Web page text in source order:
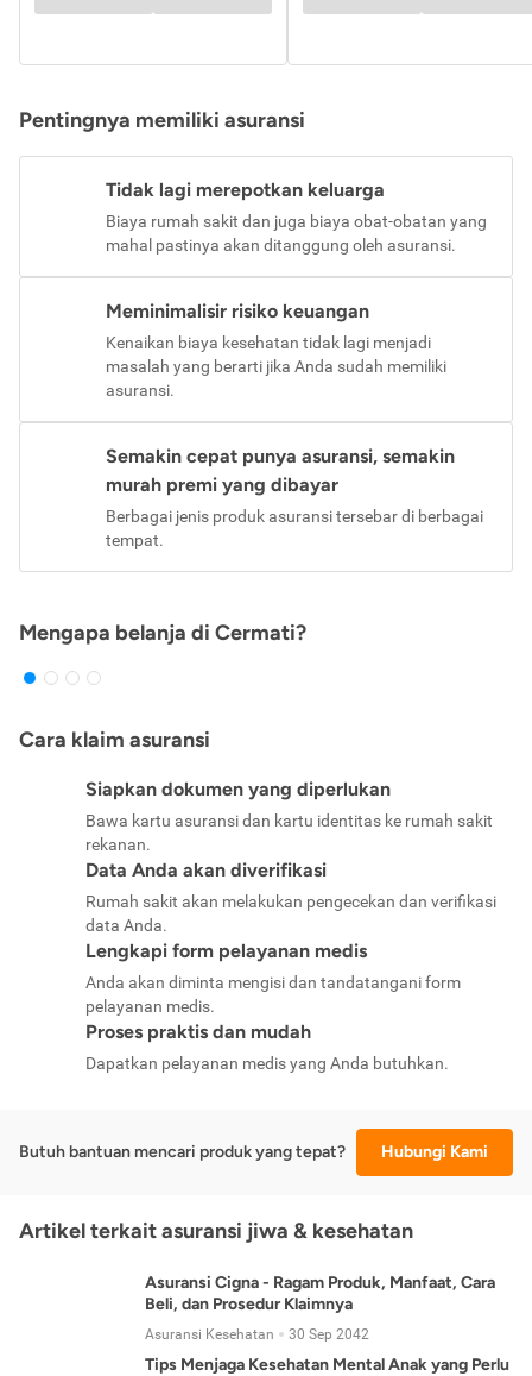
Pentingnya memiliki asuransi
Tidak lagi merepotkan keluarga
Biaya rumah sakit dan juga biaya obat-obatan yang
mahal pastinya akan ditanggung oleh asuransi.
Meminimalisir risiko keuangan
Kenaikan biaya kesehatan tidak lagi menjadi
masalah yang berarti jika Anda sudah memiliki
asuransi.
Semakin cepat punya asuransi, semakin
murah premi yang dibayar
Berbagai jenis produk asuransi tersebar di berbagai
tempat.
Mengapa belanja di Cermati?
Cara klaim asuransi
Siapkan dokumen yang diperlukan
Bawa kartu asuransi dan kartu identitas ke rumah sakit
rekanan.
Data Anda akan diverifikasi
Rumah sakit akan melakukan pengecekan dan verifikasi
data Anda.
Lengkapi form pelayanan medis
Anda akan diminta mengisi dan tandatangani form
pelayanan medis.
Proses praktis dan mudah
Dapatkan pelayanan medis yang Anda butuhkan.
Butuh bantuan mencari produk yang tepat? Hubungi Kami
Artikel terkait asuransi jiwa & kesehatan
Asuransi Cigna - Ragam Produk, Manfaat, Cara
Beli, dan Prosedur Klaimnya
Asuransi Kesehatan 30 Sep 2042
Tips Menjaga Kesehatan Mental Anak yang Perlu